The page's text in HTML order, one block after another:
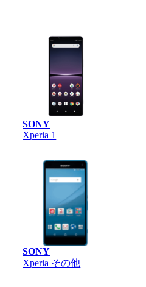
SONY
Xperia 1
SONY
Xperia その他